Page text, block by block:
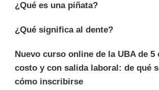
¿Qué es una piñata?
¿Qué significa al dente?
Nuevo curso online de la UBA de 5
costo y con salida laboral: de qué
cómo inscribirse